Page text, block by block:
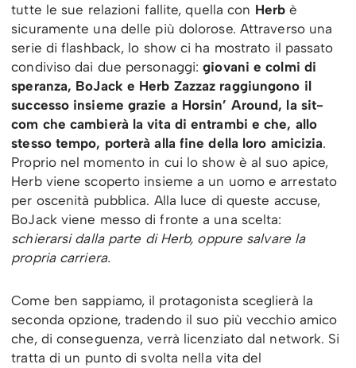
tutte le sue relazioni fallite, quella con Herbè
sicuramente una delle più dolorose. Attraverso una
serie di flashback, lo show ci ha mostrato il passato
condiviso dai due personaggi:giovani e colmi di
speranza, BoJack e Herb Zazzaz raggiungono il
successo insieme grazie a Horsin’ Around, la sit-
com che cambierà la vita di entrambi e che, allo
stesso tempo, porterà alla fine della loro amicizia.
Proprio nel momento in cui lo show è al suo apice,
Herb viene scoperto insieme a un uomo e arrestato
per oscenità pubblica. Alla luce di queste accuse,
BoJack viene messo di fronte a una scelta:
schierarsi dalla parte di Herb, oppure salvare la
propria carriera.
Come ben sappiamo, il protagonista sceglierà la
seconda opzione, tradendo il suo più vecchio amico
che, di conseguenza, verrà licenziato dal network. Si
tratta di un punto di svolta nella vita del